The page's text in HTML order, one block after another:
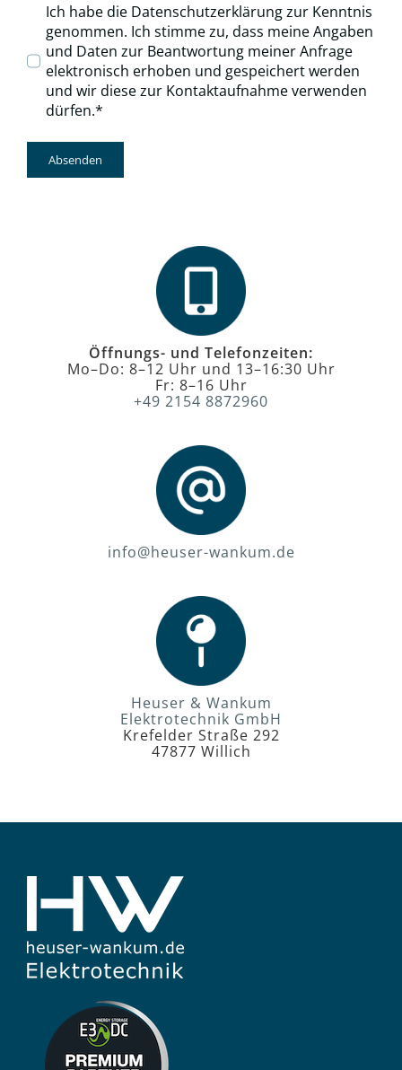
Öffnungs- und Telefonzeiten:
Mo–Do: 8–12 Uhr und 13–16:30 Uhr
Fr: 8–16 Uhr
+49 2154 8872960
info@heuser-wankum.de
Heuser & Wankum
Elektrotechnik GmbH
Krefelder Straße 292
47877 Willich
Ich habe die Datenschutzerklärung zur Kenntnis
genommen. Ich stimme zu, dass meine Angaben
und Daten zur Beantwortung meiner Anfrage
elektronisch erhoben und gespeichert werden
und wir diese zur Kontaktaufnahme verwenden
dürfen.*
Absenden